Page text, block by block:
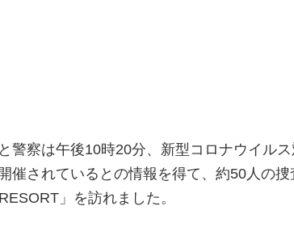
警察は午後10時20分、新型コロナウイル
催されているとの情報を得て、約50人の
」を訪れました。